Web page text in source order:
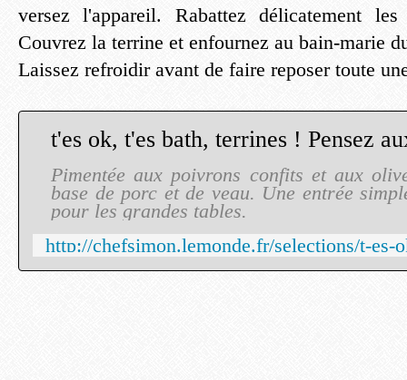
versez l'appareil. Rabattez délicatement
Couvrez la terrine et enfournez au bain-marie
Laissez refroidir avant de faire reposer toute
Pimentée aux poivrons confits et aux
base de porc et de veau. Une entrée
pour les grandes tables.
http://chefsimon.lemonde.fr/selections/t-es-